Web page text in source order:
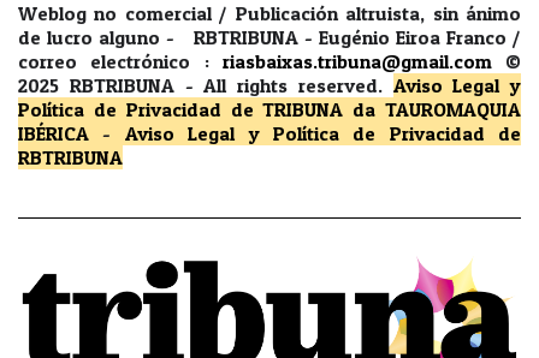
Weblog no comercial / Publicación altruista, sin ánimo
de lucro alguno - RBTRIBUNA - Eugénio Eiroa Franco /
correo electrónico : riasbaixas.tribuna@gmail.com
©
2025 RBTRIBUNA -All rights reserved. Aviso Legal y
Política de Privacidad de TRIBUNA da TAUROMAQUIA
IBÉRICA - Aviso Legal y Política de Privacidad
de
RBTRIBUNA